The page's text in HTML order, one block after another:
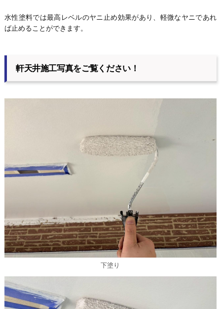
水性塗料では最高レベルのヤニ止め効果があり、軽微なヤニであれ
ば止めることができます。
軒天井施工写真をご覧ください！
下塗り